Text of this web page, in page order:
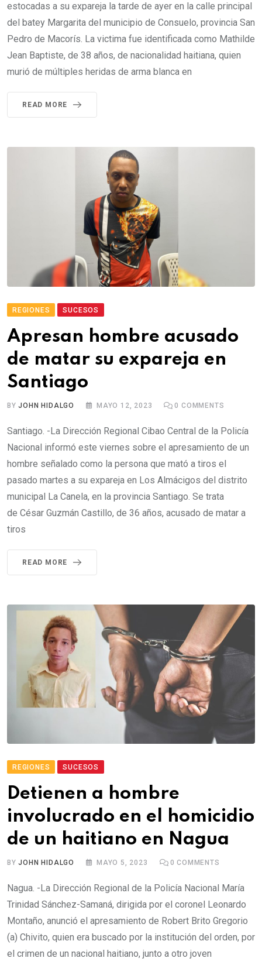
estocadas a su expareja la tarde de ayer en la calle principal
del batey Margarita del municipio de Consuelo, provincia San
Pedro de Macorís. La victima fue identificada como Mathilde
Jean Baptiste, de 38 años, de nacionalidad haitiana, quien
murió de múltiples heridas de arma blanca en
READ MORE
REGIONES SUCESOS
Apresan hombre acusado
de matar su expareja en
Santiago
BYJOHN HIDALGO MAYO 12, 2023 0 COMMENTS
Santiago. -La Dirección Regional Cibao Central de la Policía
Nacional informó este viernes sobre el apresamiento de un
hombre señalado como la persona que mató a tiros el
pasado martes a su expareja en Los Almácigos del distrito
municipal La Canela, en la provincia Santiago. Se trata
de César Guzmán Castillo, de 36 años, acusado de matar a
tiros
READ MORE
REGIONES SUCESOS
Detienen a hombre
involucrado en el homicidio
de un haitiano en Nagua
BYJOHN HIDALGO MAYO 5, 2023 0 COMMENTS
Nagua. -La Dirección Regional de la Policía Nacional María
Trinidad Sánchez-Samaná, dirigida por el coronel Leonardo
Montaño, anunció el apresamiento de Robert Brito Gregorio
(a) Chivito, quien era buscado por la institución del orden, por
el crimen de un nacional haitiano, junto a otro joven